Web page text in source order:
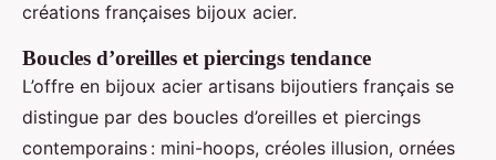
créations françaises bijoux acier.
Boucles d’oreilles et piercings tendance
L’offre en bijoux acier artisans bijoutiers français se
distingue par des boucles d’oreilles et piercings
contemporains : mini-hoops, créoles illusion, ornées